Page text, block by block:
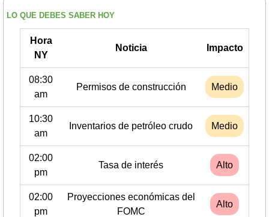
LO QUE DEBES SABER HOY
Hora
NY
Noticia Impacto
08:30
am
Permisos de construcción Medio
10:30
am
Inventarios de petróleo crudo Medio
02:00
pm
Tasa de interés Alto
02:00
pm
Proyecciones económicas del
FOMC
Alto